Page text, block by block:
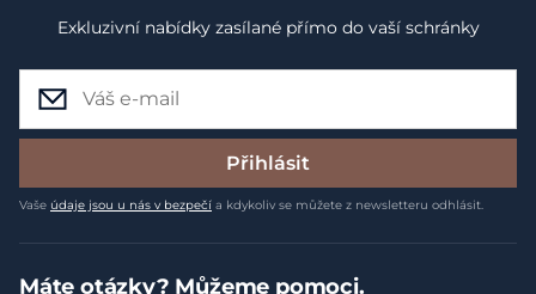
Exkluzivní nabídky zasílané přímo do vaší schránky
Přihlásit
Vaše údaje jsou u nás v bezpečí a kdykoliv se můžete z newsletteru odhlásit.
Máte otázky? Můžeme pomoci.